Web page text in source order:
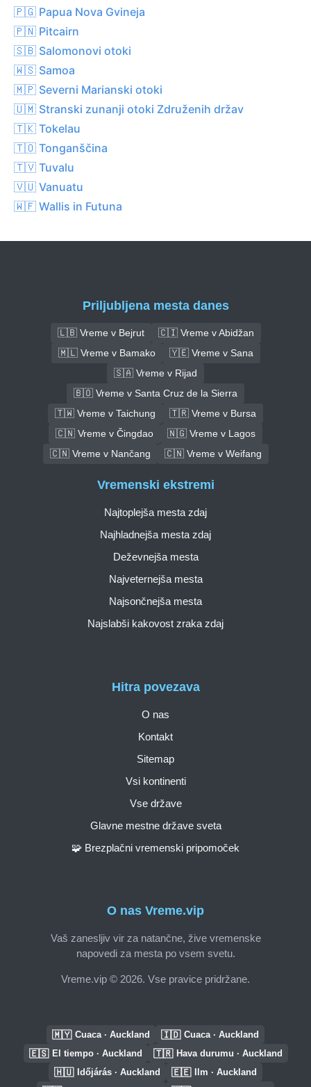
🇵🇬 Papua Nova Gvineja
🇵🇳 Pitcairn
🇸🇧 Salomonovi otoki
🇼🇸 Samoa
🇲🇵 Severni Marianski otoki
🇺🇲 Stranski zunanji otoki Združenih držav
🇹🇰 Tokelau
🇹🇴 Tonganščina
🇹🇻 Tuvalu
🇻🇺 Vanuatu
🇼🇫 Wallis in Futuna
Priljubljena mesta danes
🇱🇧 Vreme v Bejrut
🇨🇮 Vreme v Abidžan
🇲🇱 Vreme v Bamako
🇾🇪 Vreme v Sana
🇸🇦 Vreme v Rijad
🇧🇴 Vreme v Santa Cruz de la Sierra
🇹🇼 Vreme v Taichung
🇹🇷 Vreme v Bursa
🇨🇳 Vreme v Čingdao
🇳🇬 Vreme v Lagos
🇨🇳 Vreme v Nančang
🇨🇳 Vreme v Weifang
O nas Vreme.vip
Vaš zanesljiv vir za natančne, žive vremenske
napovedi za mesta po vsem svetu.
Vreme.vip © 2026. Vse pravice pridržane.
Hitra povezava
O nas
Kontakt
Sitemap
Vsi kontinenti
Vse države
Glavne mestne države sveta
🧩 Brezplačni vremenski pripomoček
Vremenski ekstremi
Najtoplejša mesta zdaj
Najhladnejša mesta zdaj
Deževnejša mesta
Najveternejša mesta
Najsončnejša mesta
Najslabši kakovost zraka zdaj
🇲🇾 Cuaca · Auckland 🇮🇩 Cuaca · Auckland
🇪🇸 El tiempo · Auckland 🇹🇷 Hava durumu · Auckland
🇭🇺 Időjárás · Auckland 🇪🇪 Ilm · Auckland